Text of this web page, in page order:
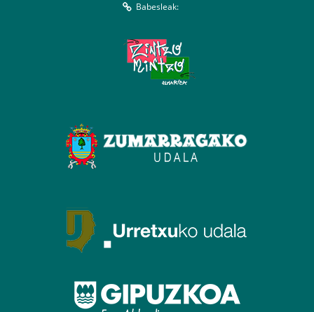
Babesleak: